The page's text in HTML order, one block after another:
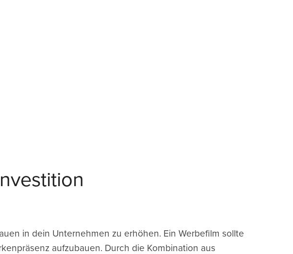
in dein Unternehmen zu erhöhen. Ein Werbefilm sollte
aufzubauen. Durch die Kombination aus